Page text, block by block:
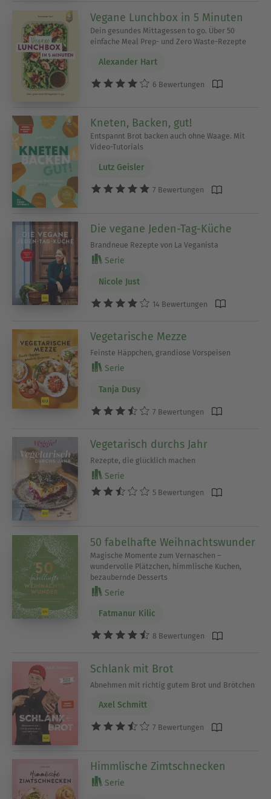
Vegane Lunchbox in 5 Minuten
Dein gesundes Mittagessen to go. Über 50
einfache Meal Prep- und Zero Waste-Rezepte
Alexander Hart
6 Bewertungen
Kneten, Backen, gut!
Entspannt Brot backen auch ohne Waage. Mit
Video-Tutorials
Lutz Geisler
7 Bewertungen
Die vegane Jeden-Tag-Küche
Brandneue Rezepte von La Veganista
Serie
Nicole Just
14 Bewertungen
Vegetarische Mezze
Feinste Häppchen, grandiose Vorspeisen
Serie
Tanja Dusy
7 Bewertungen
Vegetarisch durchs Jahr
Rezepte, die glücklich machen
Serie
5 Bewertungen
50 fabelhafte Weihnachtswunder
Magische Momente zum Vernaschen –
wundervolle Plätzchen, himmlische Kuchen,
bezaubernde Desserts
Serie
Fatmanur Kilic
8 Bewertungen
Schlank mit Brot
Abnehmen mit richtig gutem Brot und Brötchen
Axel Schmitt
7 Bewertungen
Himmlische Zimtschnecken
Serie